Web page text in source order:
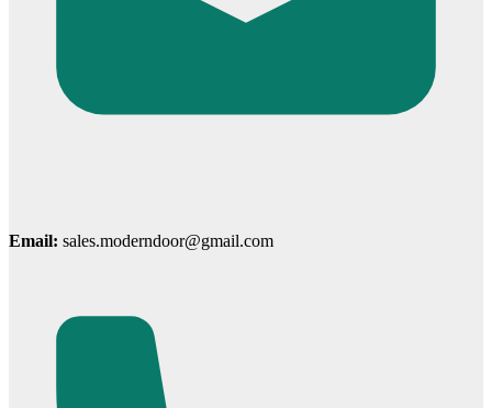
Cửa vòm
Email: sales.moderndoor@gmail.com